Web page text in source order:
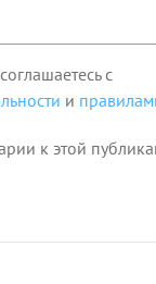
с
и
к этой